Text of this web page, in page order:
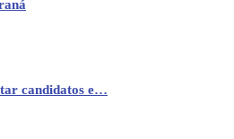
candidatos e…